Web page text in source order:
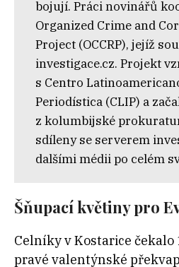
bojují. Práci novinářů
Organized Crime and
Project (OCCRP), jejíž
investigace.cz. Projekt
s Centro
Periodística (CLIP) a
z kolumbijské
sdíleny se serverem
dalšími médii po celém
Šňupací květiny pro
Celníky v Kostarice čekalo
pravé valentýnské